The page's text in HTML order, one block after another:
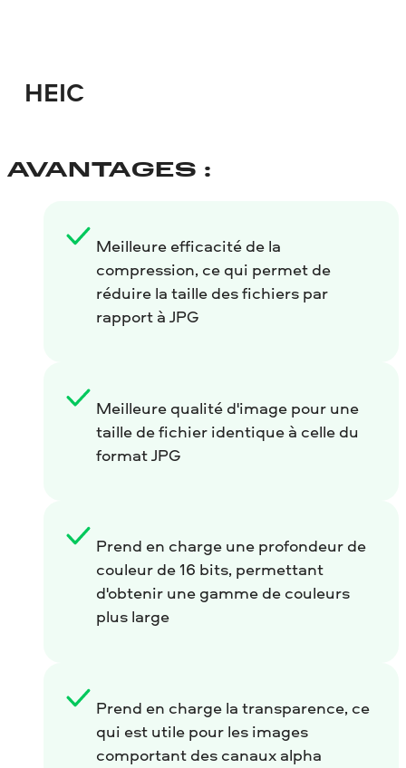
HEIC
AVANTAGES :
Meilleure efficacité de la
compression, ce qui permet de
réduire la taille des fichiers par
rapport à JPG
Meilleure qualité d'image pour une
taille de fichier identique à celle du
format JPG
Prend en charge une profondeur de
couleur de 16 bits, permettant
d'obtenir une gamme de couleurs
plus large
Prend en charge la transparence, ce
qui est utile pour les images
comportant des canaux alpha